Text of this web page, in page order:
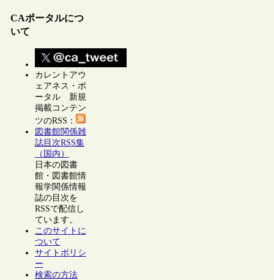
CAポータルにつ
いて
カレントアウ
ェアネス・ポ
ータル 新規
掲載コンテン
ツのRSS：
図書館関係雑
誌目次RSS集
（国内）
日本の図書
館・図書館情
報学関係情報
誌の目次を
RSSで配信し
ています。
このサイトに
ついて
サイトポリシ
ー
検索の方法